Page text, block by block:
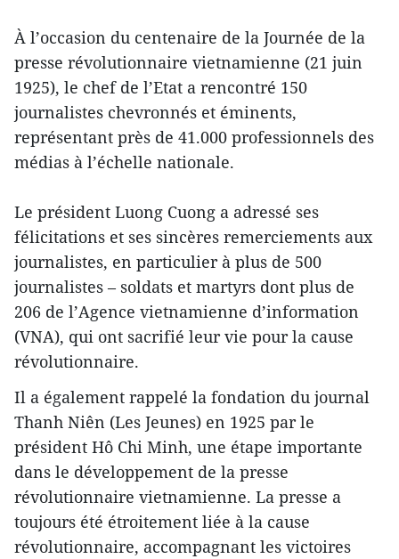
À l’occasion du centenaire de la Journée de la
presse révolutionnaire vietnamienne (21 juin
1925), le chef de l’Etat a rencontré 150
journalistes chevronnés et éminents,
représentant près de 41.000 professionnels des
médias à l’échelle nationale.
Le président Luong Cuong a adressé ses
félicitations et ses sincères remerciements aux
journalistes, en particulier à plus de 500
journalistes – soldats et martyrs dont plus de
206 de l’Agence vietnamienne d’information
(VNA), qui ont sacrifié leur vie pour la cause
révolutionnaire.
Il a également rappelé la fondation du journal
Thanh Niên (Les Jeunes) en 1925 par le
président Hô Chi Minh, une étape importante
dans le développement de la presse
révolutionnaire vietnamienne. La presse a
toujours été étroitement liée à la cause
révolutionnaire, accompagnant les victoires